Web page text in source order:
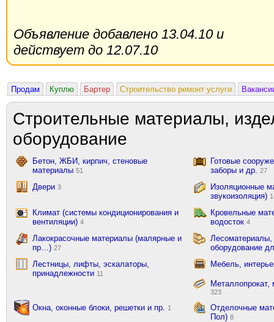
Объявление добавлено 13.04.10 и
действует до 12.07.10
Продам Куплю Бартер Строительство ремонт услуги
Строительные материалы,
оборудование
Бетон, ЖБИ, кирпич, стеновые
материалы 51
Готовые
заборы и др.
27
Двери 3
Изоляционные
звукоизоляция)
Климат (системы кондиционирования и
вентиляции) 4
Кровельные
водосток 4
Лакокрасочные материалы (малярные и
пр…) 27
оборудование
Лестницы, лифты, эскалаторы,
принадлежности 11
Мебель,
323
Окна, оконные блоки, решетки и пр. 1
Отделочные
Пол) 8